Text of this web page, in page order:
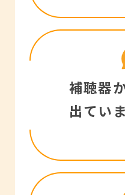
来ますが
ッケージ
能）が同
ご確認く
RIC型、
は一部の
きほとん
なってお
型補聴器
補聴器
出てい